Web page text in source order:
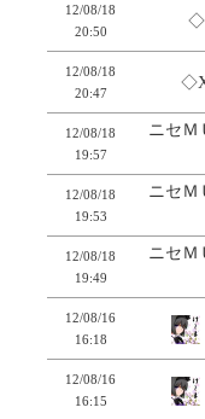
12/08/18
20:50
12/08/18
20:47
12/08/18
19:57
ニセＭ
12/08/18
19:53
ニセＭ
12/08/18
19:49
ニセＭ
12/08/16
16:18
12/08/16
16:15